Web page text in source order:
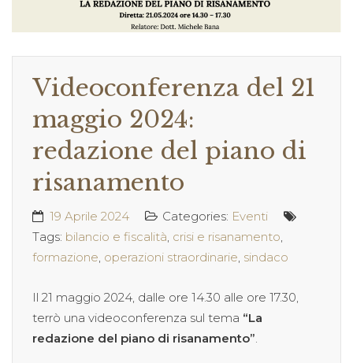
Videoconferenza del 21
maggio 2024:
redazione del piano di
risanamento
19 Aprile 2024 Categories: Eventi
Tags: bilancio e fiscalità, crisi e risanamento,
formazione, operazioni straordinarie, sindaco
Il 21 maggio 2024, dalle ore 14.30 alle ore 17.30,
terrò una videoconferenza sul tema “La
redazione del piano di risanamento”.